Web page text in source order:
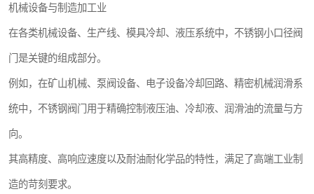
机械设备与制造加工业
在各类机械设备、生产线、模具冷却、液压系统中，不锈钢小口径阀
门是关键的组成部分。
例如，在矿山机械、泵阀设备、电子设备冷却回路、精密机械润滑系
统中，不锈钢阀门用于精确控制液压油、冷却液、润滑油的流量与方
向。
其高精度、高响应速度以及耐油耐化学品的特性，满足了高端工业制
造的苛刻要求。